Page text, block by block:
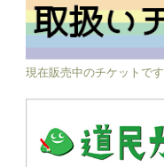
現在販売中のチケットです